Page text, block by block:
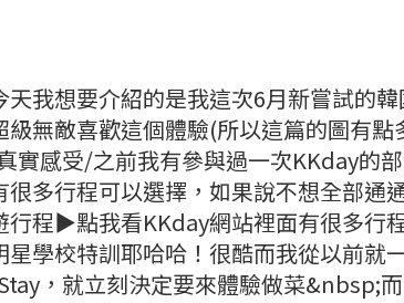
我想要介紹的是我這次6月新嘗試的
級無敵喜歡這個體驗(所以這篇的圖有
實感受/之前我有參與過一次KKday的
多行程可以選擇，如果說不想全部通
程▶點我看KKday網站裡面有很多行
學校特訓耶哈哈！很酷而我從以前就
，就立刻決定要來體驗做菜&nbsp;